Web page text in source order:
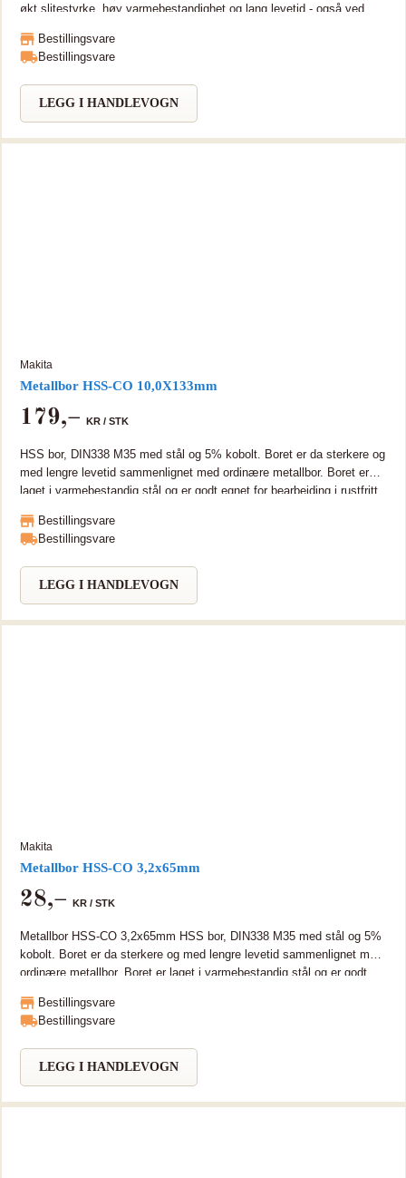
økt slitestyrke, høy varmebestandighet og lang levetid - også ved
DIN338 M35 med stål og 5% kobolt. Boret er da sterkere og med
lengre levetid sammenlignet med ordinære metallbor. Boret er laget i
hardt metall.
Bestillingsvare
Bestillingsvare
LEGG I HANDLEVOGN
Makita
Metallbor HSS-CO 10,0X133mm
179,– KR / STK
HSS bor, DIN338 M35 med stål og 5% kobolt. Boret er da sterkere og
med lengre levetid sammenlignet med ordinære metallbor. Boret er
laget i varmebestandig stål og er godt egnet for bearbeiding i rustfritt
er da sterkere og med lengre levetid sammenlignet med ordinære
metallbor. Boret er laget i varmebestandig stål og er godt egnet for
Bestillingsvare
Bestillingsvare
LEGG I HANDLEVOGN
Makita
Metallbor HSS-CO 3,2x65mm
28,– KR / STK
Metallbor HSS-CO 3,2x65mm HSS bor, DIN338 M35 med stål og 5%
kobolt. Boret er da sterkere og med lengre levetid sammenlignet med
ordinære metallbor. Boret er laget i varmebestandig stål og er godt
Bestillingsvare
Bestillingsvare
LEGG I HANDLEVOGN